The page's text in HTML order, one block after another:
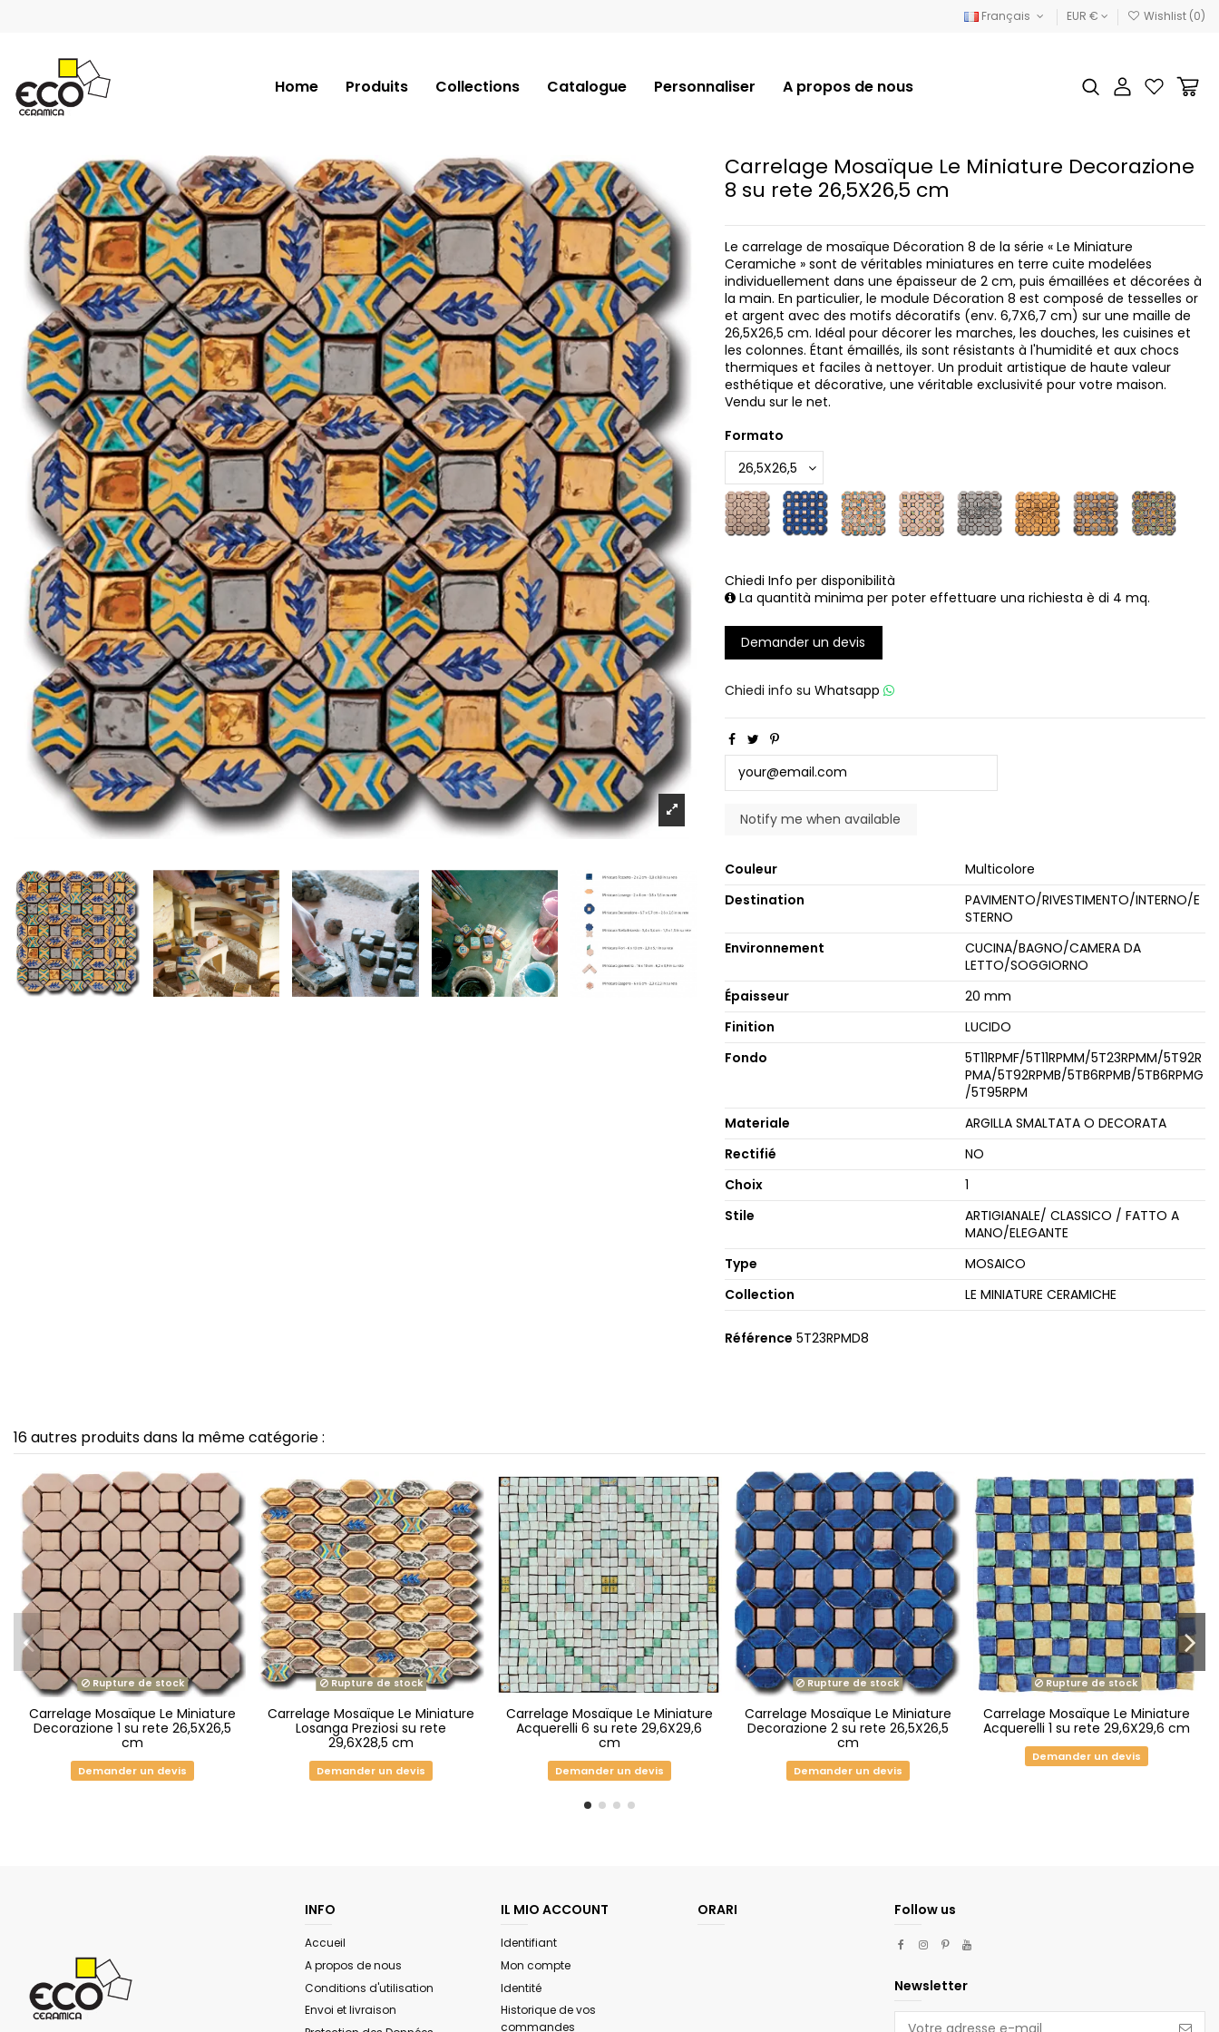
Français EUR € Wishlist (0)
Home Produits Collections Catalogue Personnaliser A propos de nous
Carrelage Mosaïque Le Miniature Decorazione
8 su rete 26,5X26,5 cm
Le carrelage de mosaïque Décoration 8 de la série « Le Miniature
Ceramiche » sont de véritables miniatures en terre cuite modelées
individuellement dans une épaisseur de 2 cm, puis émaillées et décorées à
la main. En particulier, le module Décoration 8 est composé de tesselles or
et argent avec des motifs décoratifs (env. 6,7X6,7 cm) sur une maille de
26,5X26,5 cm. Idéal pour décorer les marches, les douches, les cuisines et
les colonnes. Étant émaillés, ils sont résistants à l'humidité et aux chocs
thermiques et faciles à nettoyer. Un produit artistique de haute valeur
esthétique et décorative, une véritable exclusivité pour votre maison.
Vendu sur le net.
Formato
Chiedi Info per disponibilità
La quantità minima per poter effettuare una richiesta è di 4 mq.
Demander un devis
Chiedi info su Whatsapp
Couleur
Multicolore
Destination
PAVIMENTO/RIVESTIMENTO/INTERNO/E
STERNO
Environnement
CUCINA/BAGNO/CAMERA DA
LETTO/SOGGIORNO
Épaisseur
20 mm
Finition
LUCIDO
Fondo
5T11RPMF/5T11RPMM/5T23RPMM/5T92R
PMA/5T92RPMB/5TB6RPMB/5TB6RPMG
/5T95RPM
Materiale
ARGILLA SMALTATA O DECORATA
Rectifié
NO
Choix
1
Stile
ARTIGIANALE/ CLASSICO / FATTO A
MANO/ELEGANTE
Type
MOSAICO
Collection
LE MINIATURE CERAMICHE
Référence 5T23RPMD8
16 autres produits dans la même catégorie :
Rupture de stock
Carrelage Mosaïque Le Miniature
Decorazione 1 su rete 26,5X26,5
cm
Demander un devis
Rupture de stock
Carrelage Mosaïque Le Miniature
Losanga Preziosi su rete
29,6X28,5 cm
Demander un devis
Carrelage Mosaïque Le Miniature
Acquerelli 6 su rete 29,6X29,6
cm
Demander un devis
Rupture de stock
Carrelage Mosaïque Le Miniature
Decorazione 2 su rete 26,5X26,5
cm
Demander un devis
Rupture de stock
Carrelage Mosaïque Le Miniature
Acquerelli 1 su rete 29,6X29,6 cm
Demander un devis
INFO
Accueil
A propos de nous
Conditions d'utilisation
Envoi et livraison
IL MIO ACCOUNT
Identifiant
Mon compte
Identité
Historique de vos
commandes
ORARI Follow us
Newsletter